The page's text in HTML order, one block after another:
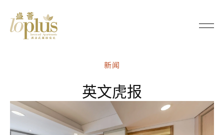
新闻
英文虎报